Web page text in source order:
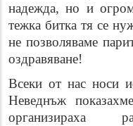
надежда, но и
тежка битка тя се
не позволяваме
оздравяване!
Всеки от нас носи
Неведнъж
организираха